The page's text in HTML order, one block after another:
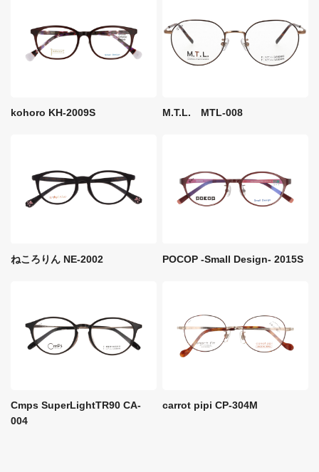
kohoro KH-2009S M.T.L. MTL-008
ねころりん NE-2002 POCOP -Small Design- 2015S
Cmps SuperLightTR90 CA-
004
carrot pipi CP-304M